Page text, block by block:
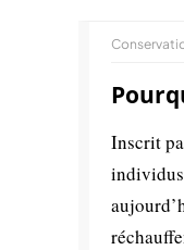
Inscrit
individus